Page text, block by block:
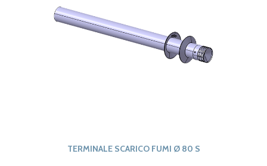
TERMINALE SCARICO FUMI Ø 80 S